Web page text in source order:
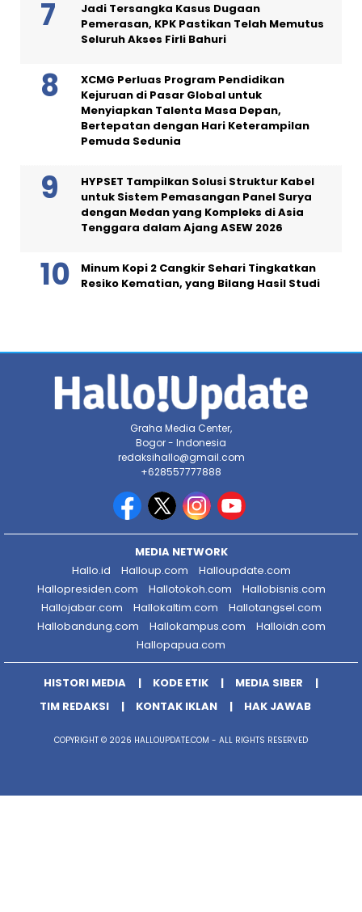
Jadi Tersangka Kasus Dugaan
Pemerasan, KPK Pastikan Telah Memutus
Seluruh Akses Firli Bahuri
XCMG Perluas Program Pendidikan
Kejuruan di Pasar Global untuk
Menyiapkan Talenta Masa Depan,
Bertepatan dengan Hari Keterampilan
Pemuda Sedunia
HYPSET Tampilkan Solusi Struktur Kabel
untuk Sistem Pemasangan Panel Surya
dengan Medan yang Kompleks di Asia
Tenggara dalam Ajang ASEW 2026
Minum Kopi 2 Cangkir Sehari Tingkatkan
Resiko Kematian, yang Bilang Hasil Studi
Graha Media Center,
Bogor - Indonesia
redaksihallo@gmail.com
+628557777888
MEDIA NETWORK
Hallo.id
Halloup.com
Halloupdate.com
Hallopresiden.com
Hallotokoh.com
Hallobisnis.com
Hallojabar.com
Hallokaltim.com
Hallotangsel.com
Hallobandung.com
Hallokampus.com
Halloidn.com
Hallopapua.com
HISTORI MEDIA KODE ETIK
MEDIA SIBER
TIM REDAKSI
KONTAK IKLAN HAK JAWAB
COPYRIGHT © 2026 HALLOUPDATE.COM - ALL RIGHTS RESERVED